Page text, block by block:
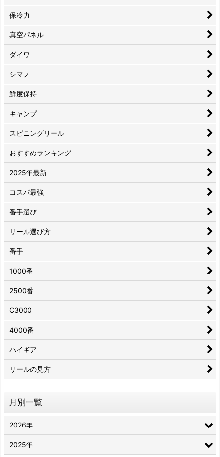
保冷力
真空パネル
ダイワ
シマノ
鮮度保持
キャンプ
スピニングリール
おすすめランキング
2025年最新
コスパ最強
番手選び
リール選び方
番手
1000番
2500番
C3000
4000番
ハイギア
リールの見方
月別一覧
2026年
2025年